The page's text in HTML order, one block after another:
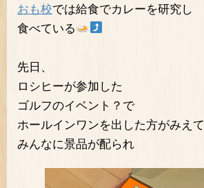
おも校では給食でカレーを研究し
食べている
先日、
ロシヒーが参加した
ゴルフのイベント？で
ホールインワンを出した方がみえて
みんなに景品が配られ